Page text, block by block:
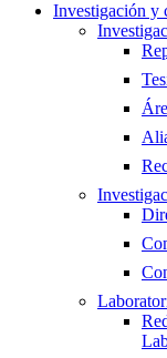
Investigación y